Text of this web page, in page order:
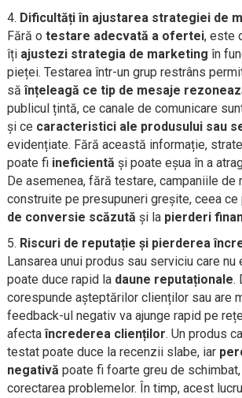
Dificultăți în ajustarea strategiei de
Fără o testare adecvată a ofertei, este
îți ajustezi strategia de marketing în
pieței. Testarea într-un grup restrâns
săînțeleagă ce tip de mesaje
publicul țintă, ce canale de comunicare
și ce caracteristici ale produsului sau
evidențiate. Fără această informație,
poate fi ineficientă și poate eșua în a
De asemenea, fără testare, campaniile de
construite pe presupuneri greșite, ceea ce
de conversie scăzută și la pierderi
Riscuri de reputație și pierderea
Lansarea unui produs sau serviciu care
poate duce rapid la daune reputaționale.
corespunde așteptărilor clienților sau are
feedback-ul negativ va ajunge rapid pe
afectaîncrederea clienților. Un produs
testat poate duce la recenzii slabe, iar
negativă poate fi foarte greu de
corectarea problemelor. În timp, acest